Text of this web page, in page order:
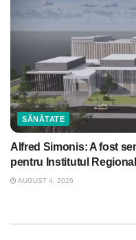
SĂNĂTATE
Alfred Simonis: A fost
pentru Institutul
AUGUST 4, 2026